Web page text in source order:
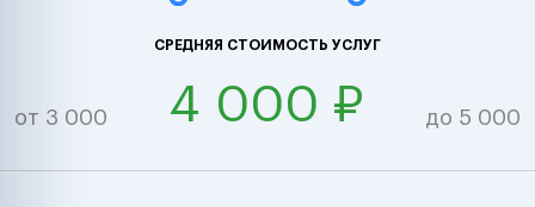
СРЕДНЯЯ СТОИМОСТЬ УСЛУГ
от 3 000 4 000 ₽ до 5 000